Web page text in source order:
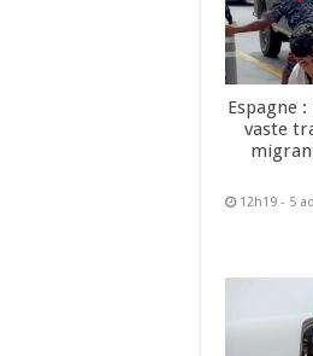
Espagne :
vaste
12h19 - 5